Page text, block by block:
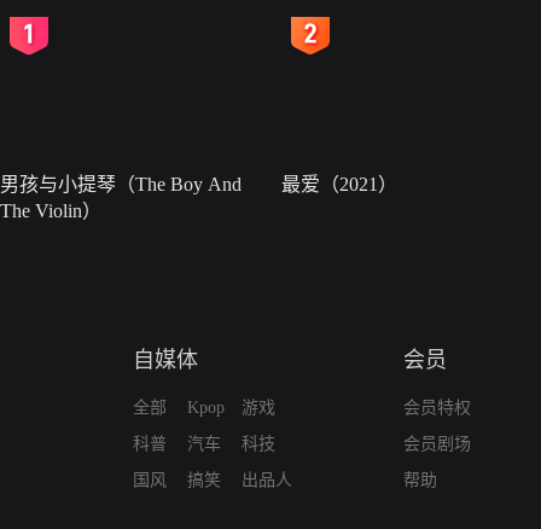
男孩与小提琴（The Boy And
The Violin）
最爱（2021）
自媒体
全部
科普
国风
Kpop
汽车
搞笑
游戏
科技
出品人
会员
会员特权
会员剧场
帮助